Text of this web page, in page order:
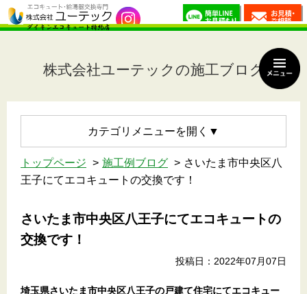
株式会社ユーテックの施工ブログ
カテゴリメニュー
トップページ 施工例ブログ
さいたま市中央区八
王子にてエコキュートの交換です！
さいたま市中央区八王子にてエコキュートの
交換です！
投稿日：2022年07月07日
埼玉県さいたま市中央区八王子の戸建て住宅にてエコキュー